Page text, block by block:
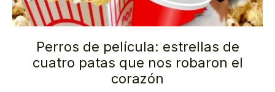
Perros de película: estrellas de
cuatro patas que nos robaron el
corazón